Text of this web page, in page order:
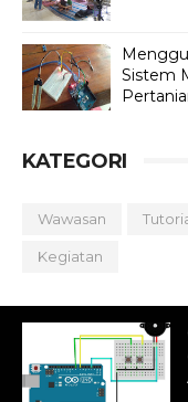
Sistem
KATEGORI
Wawasan
Kegiatan